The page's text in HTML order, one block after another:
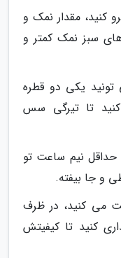
کنید، مقدار نمک و
سبز نمک کمتر و
یکی دو قطره
کنید تا تیرگی سس
حداقل نیم ساعت تو
و جا بیفته.
می کنید، در ظرف
کنید تا کیفیتش